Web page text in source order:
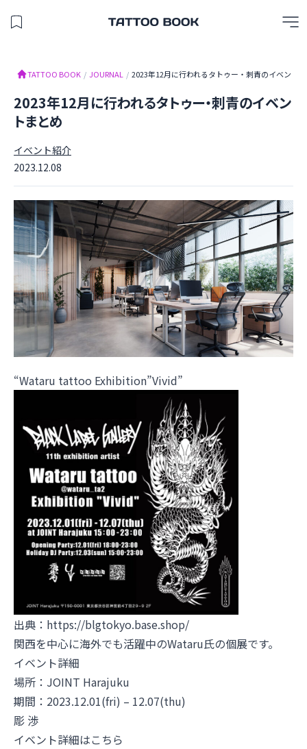
保存したスタジオを見る
TATTOO BOOK / JOURNAL / 2023年12月に行われるタトゥー・刺青のイベント
2023年12月に行われるタトゥー・刺青のイベン
トまとめ
イベント紹介
2023.12.08
“Wataru tattoo Exhibition”Vivid”
出典： https://blgtokyo.base.shop/
関西を中心に海外でも活躍中のWataru氏の個展です。
イベント詳細
場所： JOINT Harajuku
期間：2023.12.01(fri) – 12.07(thu)
彫 渉
イベント詳細はこちら